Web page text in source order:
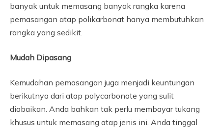
banyak untuk memasang banyak rangka karena
pemasangan atap polikarbonat hanya membutuhkan
rangka yang sedikit.
Mudah Dipasang
Kemudahan pemasangan juga menjadi keuntungan
berikutnya dari atap polycarbonate yang sulit
diabaikan. Anda bahkan tak perlu membayar tukang
khusus untuk memasang atap jenis ini. Anda tinggal